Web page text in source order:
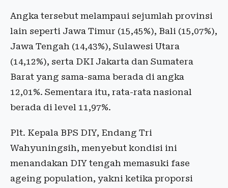
Angka tersebut melampaui sejumlah provinsi
lain seperti Jawa Timur (15,45%), Bali (15,07%),
Jawa Tengah (14,43%), Sulawesi Utara
(14,12%), serta DKI Jakarta dan Sumatera
Barat yang sama-sama berada di angka
12,01%. Sementara itu, rata-rata nasional
berada di level 11,97%.
Plt. Kepala BPS DIY, Endang Tri
Wahyuningsih, menyebut kondisi ini
menandakan DIY tengah memasuki fase
ageing population, yakni ketika proporsi